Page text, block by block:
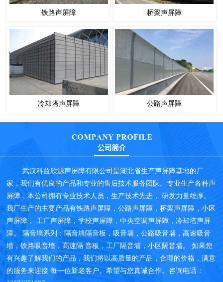
铁路声屏障 桥梁声屏障
冷却塔声屏障 公路声屏障
武汉科益欣源声屏障有限公司是湖北省生产声屏障基地的厂
家，我们有优良的产品和专业的售后技术服务团队。专业生产各种声
屏障，本公司拥有专业技术人员，生产技术先进， 研发力量雄厚。
我厂生产的主要产品有铁路声屏障，公路声屏障，桥梁声屏障，小区
声屏障， 工厂声屏障，学校声屏障，中央空调声屏障，冷却塔声屏
障。 隔音墙系列：隔音墙隔音板，吸音墙，公路吸音墙，高速吸音
墙，铁路吸音墙，高速隔 音板，工厂隔音墙，小区隔音墙。 如果您
有兴趣了解我们的产品，我们将以高质量的产品，合理的价格，满意
的服务来迎接 每一位新老客户。希望与您真诚合作。咨询电话：